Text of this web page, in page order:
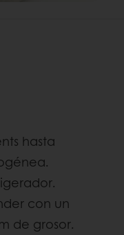
hasta
con un
de grosor.